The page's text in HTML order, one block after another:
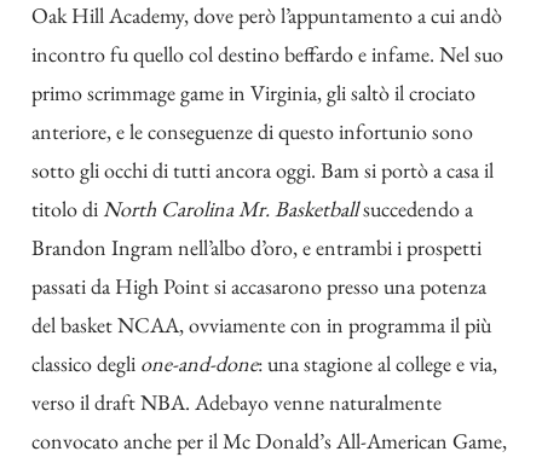
Oak Hill Academy, dove però l’appuntamento a cui andò
incontro fu quello col destino beffardo e infame. Nel suo
primo scrimmage game in Virginia, gli saltò il crociato
anteriore, e le conseguenze di questo infortunio sono
sotto gli occhi di tutti ancora oggi. Bam si portò a casa il
titolo di North Carolina Mr. Basketballsuccedendo a
Brandon Ingram nell’albo d’oro, e entrambi i prospetti
passati da High Point si accasarono presso una potenza
del basket NCAA, ovviamente con in programma il più
classico degli one-and-done: una stagione al college e via,
verso il draft NBA. Adebayo venne naturalmente
convocato anche per il Mc Donald’s All-American Game,